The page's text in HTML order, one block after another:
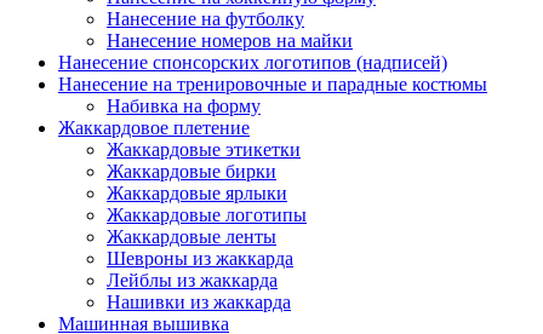
Нанесение на футболку
Нанесение номеров на майки
Нанесение спонсорских логотипов (надписей)
Нанесение на тренировочные и парадные костюмы
Набивка на форму
Жаккардовое плетение
Жаккардовые этикетки
Жаккардовые бирки
Жаккардовые ярлыки
Жаккардовые логотипы
Жаккардовые ленты
Шевроны из жаккарда
Лейблы из жаккарда
Нашивки из жаккарда
Машинная вышивка